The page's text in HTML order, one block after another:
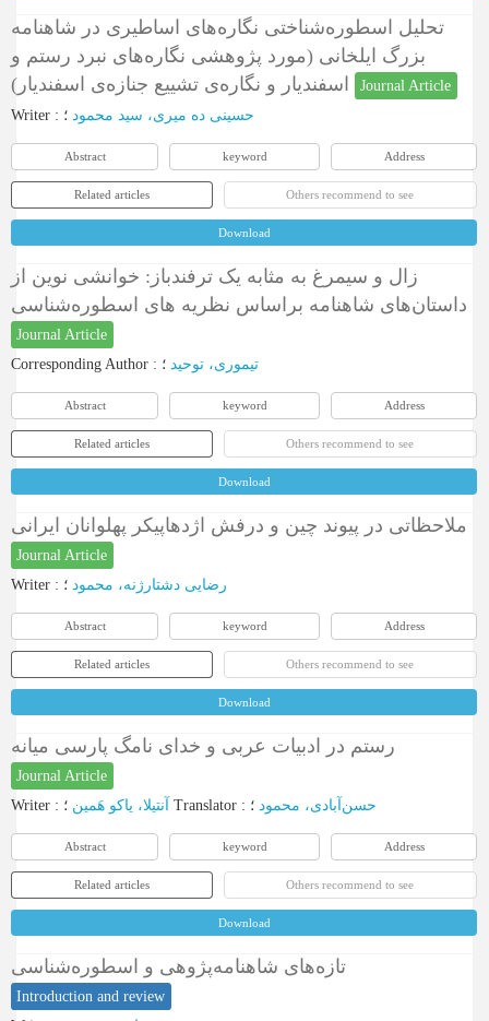
تحلیل اسطوره‌شناختی نگاره‌های اساطیری در شاهنامه
بزرگ ایلخانی (مورد پژوهشی نگاره‌های نبرد رستم و
Journal Article
Writer : حسینی ده میری، سید محمود ؛
Abstract keyword Address
Related articles Others recommend to see
Download
زال و سیمرغ به مثابه یک ترفندباز: خوانشی نوین از
داستان‌های شاهنامه براساس نظریه های اسطوره‌شناسی
Journal Article
Corresponding Author : تیموری، توحید ؛
Abstract keyword Address
Related articles Others recommend to see
Download
ملاحظاتی در پیوند چین و درفش اژدهاپیکر پهلوانان ایرانی
Journal Article
Writer : رضایی دشتارژنه، محمود ؛
Abstract keyword Address
Related articles Others recommend to see
Download
رستم در ادبیات عربی و خدای نامگ پارسی میانه
Journal Article
Writer : آنتیلا، یاکو هَمین Translator : حسن‌آبادی، محمود ؛
Abstract keyword Address
Related articles Others recommend to see
Download
تازه‌های شاهنامه‌پژوهی و اسطوره‌شناسی
Introduction and review